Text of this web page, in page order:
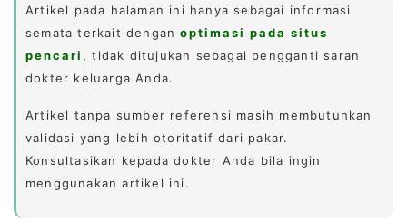
Artikel pada halaman ini hanya sebagai informasi
semata terkait denganoptimasi pada situs
pencari , tidak ditujukan sebagai pengganti saran
dokter keluarga Anda.
Artikel tanpa sumber referensi masih membutuhkan
validasi yang lebih otoritatif dari pakar.
Konsultasikan kepada dokter Anda bila ingin
menggunakan artikel ini.